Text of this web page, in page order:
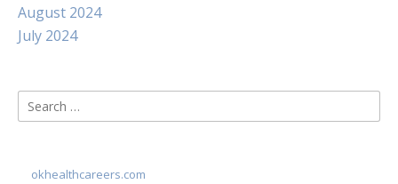
August 2024
July 2024
Search
for:
okhealthcareers.com